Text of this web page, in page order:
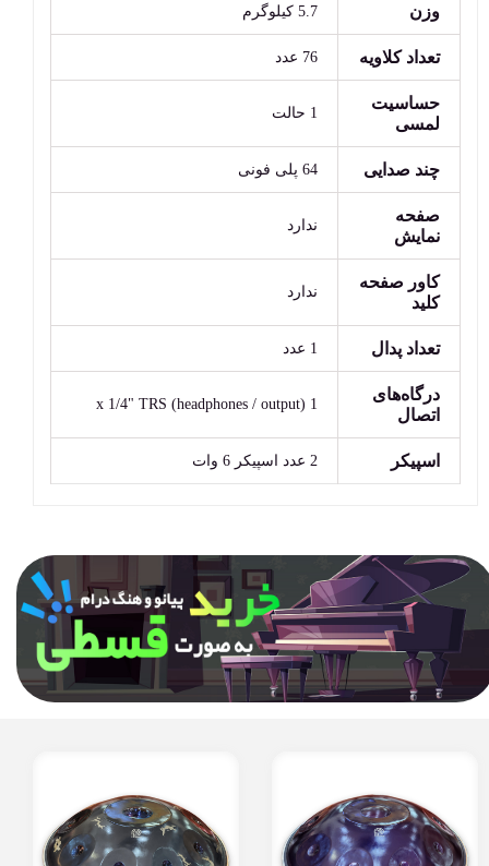
وزن 5.7 کیلوگرم
تعداد کلاویه 76 عدد
حساسیت
لمسی
1 حالت
چند صدایی 64 پلی فونی
صفحه
نمایش
ندارد
کاور صفحه
کلید
ندارد
تعداد پدال 1 عدد
درگاه‌های
اتصال
1 x 1/4" TRS (headphones / output)
اسپیکر 2 عدد اسپیکر 6 وات